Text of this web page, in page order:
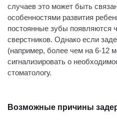
случаев это может быть
особенностями развития
постоянные зубы появляются
сверстников. Однако если
(например, более чем на 6-12
сигнализировать о
стоматологу.
Возможные причины